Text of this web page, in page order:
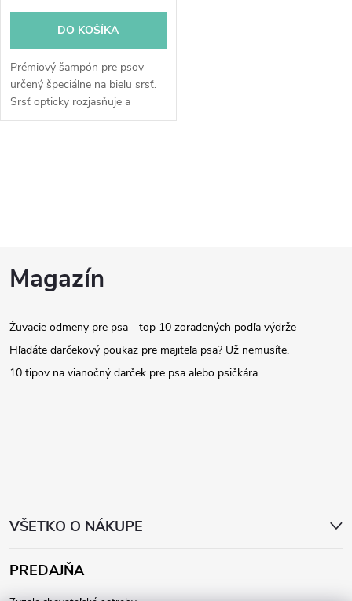
DO KOŠÍKA
Prémiový šampón pre psov
určený špeciálne na bielu srsť.
Srsť opticky rozjasňuje a
zbavuje zašednutosti. Po
á
d
a
c
i
v
y
Z
p
ä
VŠETKO O NÁKUPE
PREDAJŇA
Magazín
Žuvacie odmeny pre psa - top 10 zoradených podľa výdrže
Hľadáte darčekový poukaz pre majiteľa psa? Už nemusíte.
10 tipov na vianočný darček pre psa alebo psičkára